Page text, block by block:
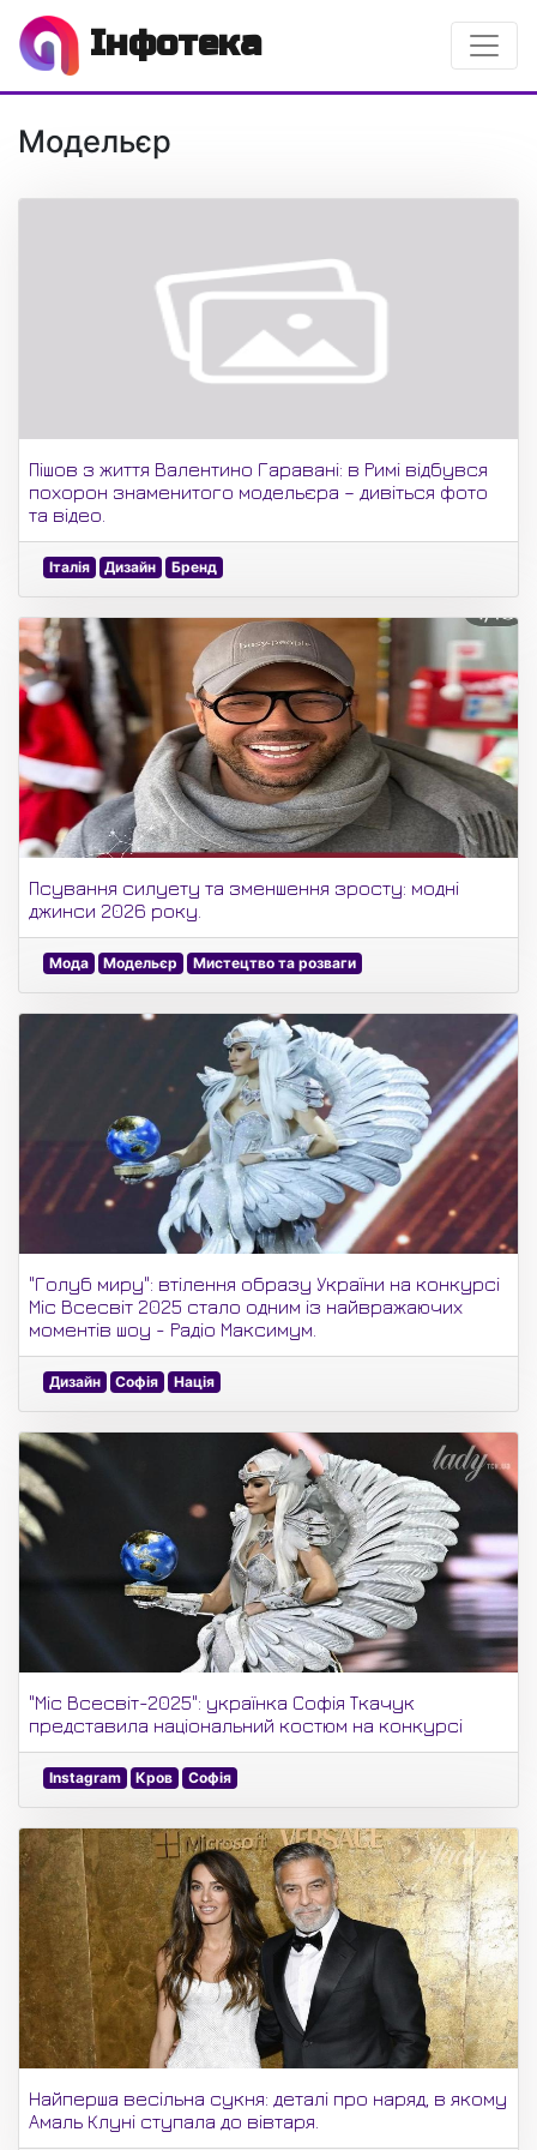
Інфотека
Модельєр
Пішов з життя Валентино Гаравані: в Римі відбувся
похорон знаменитого модельєра – дивіться фото
та відео.
Італія Дизайн Бренд
Псування силуету та зменшення зросту: модні
джинси 2026 року.
Мода Модельєр Мистецтво та розваги
"Голуб миру": втілення образу України на конкурсі
Міс Всесвіт 2025 стало одним із найвражаючих
моментів шоу - Радіо Максимум.
Дизайн Софія Нація
"Міс Всесвіт-2025": українка Софія Ткачук
представила національний костюм на конкурсі
Instagram Кров Софія
Найперша весільна сукня: деталі про наряд, в якому
Амаль Клуні ступала до вівтаря.